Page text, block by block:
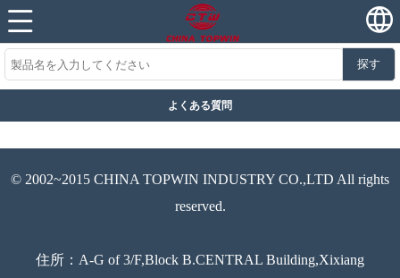
探す
よくある質問
© 2002~2015 CHINA TOPWIN INDUSTRY CO.,LTD All rights
reserved.
住所：A-G of 3/F,Block B.CENTRAL Building,Xixiang